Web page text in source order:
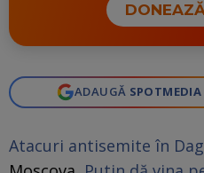
ADAUGĂ SPOTMEDIA
Atacuri antisemite în